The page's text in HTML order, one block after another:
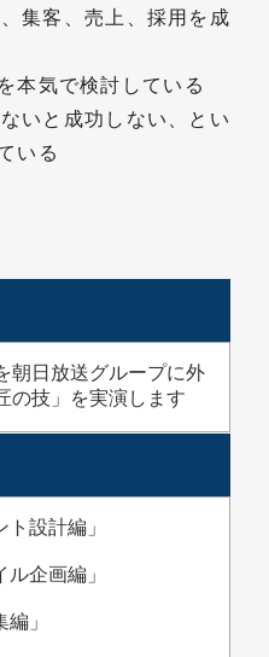
集客、売上、採用を成
本気で検討している
いと成功しない、とい
いる
朝日放送グループに外
の技」を実演します
設計編」
企画編」
」